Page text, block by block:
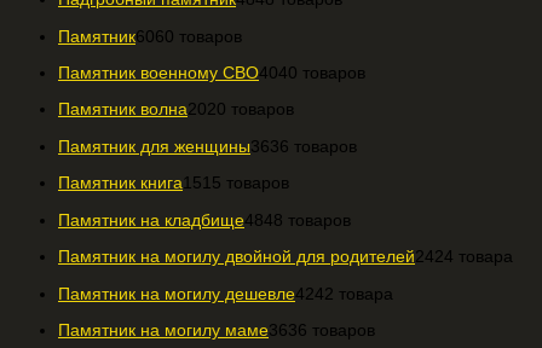
Памятник6060 товаров
Памятник военному СВО4040 товаров
Памятник волна2020 товаров
Памятник для женщины3636 товаров
Памятник книга1515 товаров
Памятник на кладбище4848 товаров
Памятник на могилу двойной для родителей2424 товара
Памятник на могилу дешевле4242 товара
Памятник на могилу маме3636 товаров